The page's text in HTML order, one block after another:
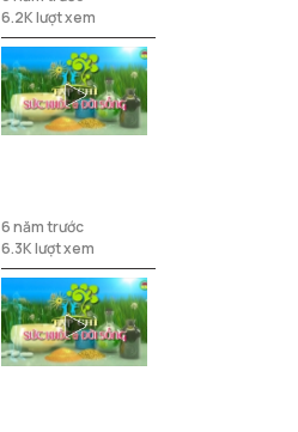
6.2K lượt xem
04/01/2021
6 năm trước
6.3K lượt xem